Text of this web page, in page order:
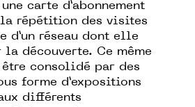
carte d’abonnement
répétition des visites
d’un réseau dont elle
découverte. Ce même
consolidé par des
forme d’expositions
différents